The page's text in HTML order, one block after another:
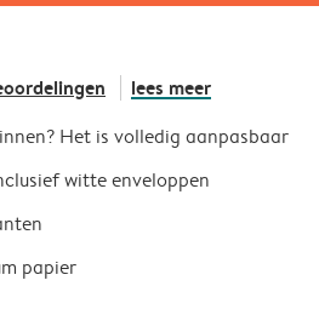
lees meer
Het is volledig aanpasbaar
witte enveloppen
papier